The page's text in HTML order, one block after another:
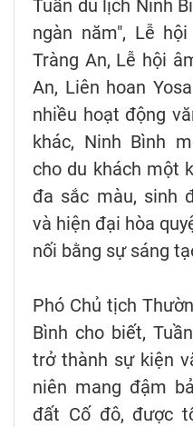
Tuần du lịch Ninh
ngàn năm", Lễ
Tràng An, Lễ hội
An, Liên hoan
nhiều hoạt động
khác, Ninh Bình
cho du khách một
đa sắc màu, sinh
và hiện đại hòa
nối bằng sự sáng
Phó Chủ tịch
Bình cho biết,
trở thành sự kiện
niên mang đậm
đất Cố đô, được